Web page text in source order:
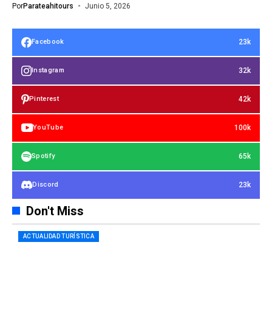
PorParateahitours Junio 5, 2026
Facebook 23k
Instagram 32k
Pinterest 42k
YouTube 100k
Spotify 65k
Discord 23k
Don't Miss
ACTUALIDAD TURÍSTICA